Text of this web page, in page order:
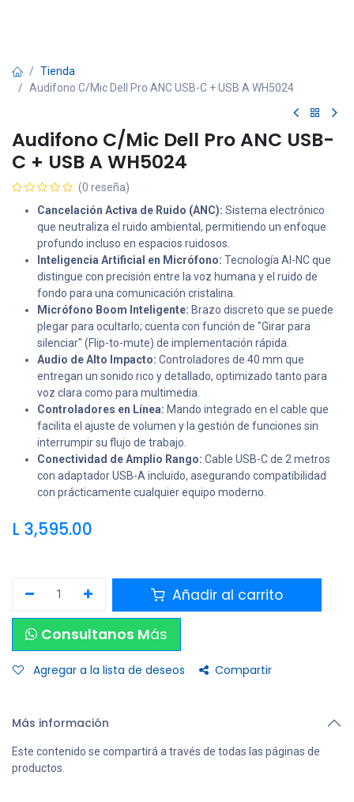
Tienda
Audifono C/Mic Dell Pro ANC USB-C + USB A WH5024
Audifono C/Mic Dell Pro ANC USB-
C + USB A WH5024
(0 reseña)
Cancelación Activa de Ruido (ANC): Sistema electrónico
que neutraliza el ruido ambiental, permitiendo un enfoque
profundo incluso en espacios ruidosos.
Inteligencia Artificial en Micrófono: Tecnología AI-NC que
distingue con precisión entre la voz humana y el ruido de
fondo para una comunicación cristalina.
Micrófono Boom Inteligente: Brazo discreto que se puede
plegar para ocultarlo; cuenta con función de "Girar para
silenciar" (Flip-to-mute) de implementación rápida.
Audio de Alto Impacto: Controladores de 40 mm que
entregan un sonido rico y detallado, optimizado tanto para
voz clara como para multimedia.
Controladores en Línea: Mando integrado en el cable que
facilita el ajuste de volumen y la gestión de funciones sin
interrumpir su flujo de trabajo.
Conectividad de Amplio Rango: Cable USB-C de 2 metros
con adaptador USB-A incluido, asegurando compatibilidad
con prácticamente cualquier equipo moderno.
L 3,595.00
Añadir al carrito
Consultanos Más
Agregar a la lista de deseos Compartir
Más información
Este contenido se compartirá a través de todas las páginas de
productos.